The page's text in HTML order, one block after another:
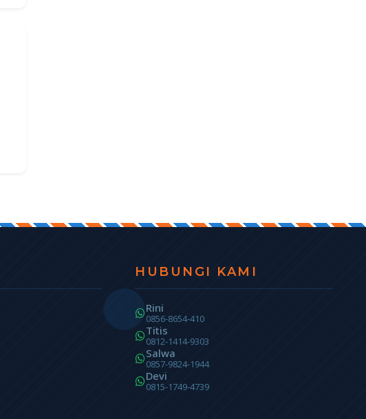
HUBUNGI KAMI
Rini
0856-8654-410
Titis
0812-1414-9303
Salwa
0857-9824-1944
Devi
0815-1749-4739